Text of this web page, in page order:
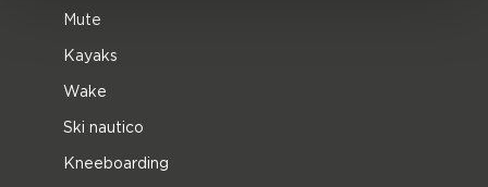
Mute
Kayaks
Wake
Ski nautico
Kneeboarding